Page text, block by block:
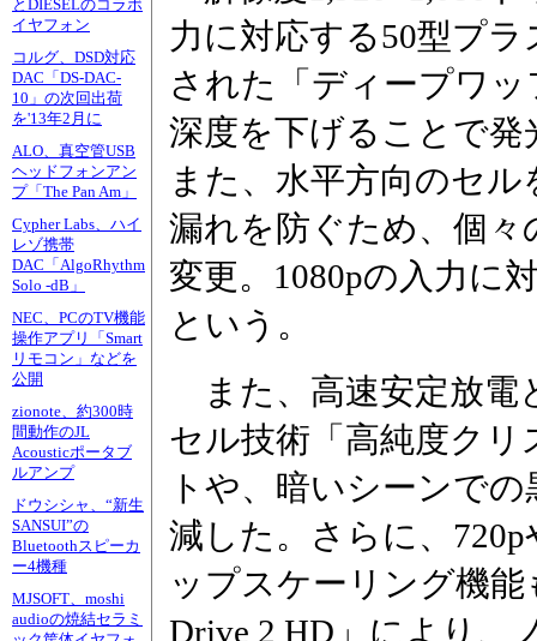
とDIESELのコラボ
イヤフォン
コルグ、DSD対応
DAC「DS-DAC-
10」の次回出荷
を'13年2月に
ALO、真空管USB
ヘッドフォンアン
プ「The Pan Am」
Cypher Labs、ハイ
レゾ携帯
DAC「AlgoRhythm
Solo -dB」
NEC、PCのTV機能
操作アプリ「Smart
リモコン」などを
公開
zionote、約300時
間動作のJL
Acousticポータブ
ルアンプ
ドウシシャ、“新生
SANSUI”の
Bluetoothスピーカ
ー4機種
MJSOFT、moshi
audioの焼結セラミ
力に対応する50型プ
された「ディープワ
深度を下げることで発
また、水平方向のセ
漏れを防ぐため、個
変更。1080pの入力に
という。
また、高速安定放電
セル技術「高純度ク
トや、暗いシーンで
減した。さらに、
ップスケーリング機能
Drive 2 HD」により、